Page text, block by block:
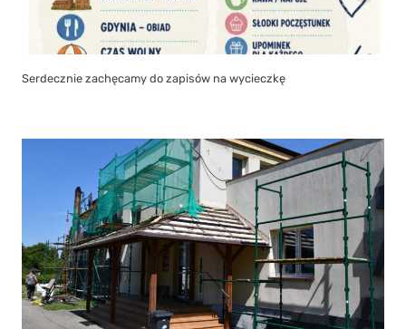
Ogromne inwestycje termomodernizacyjne w Gminie Liniewo